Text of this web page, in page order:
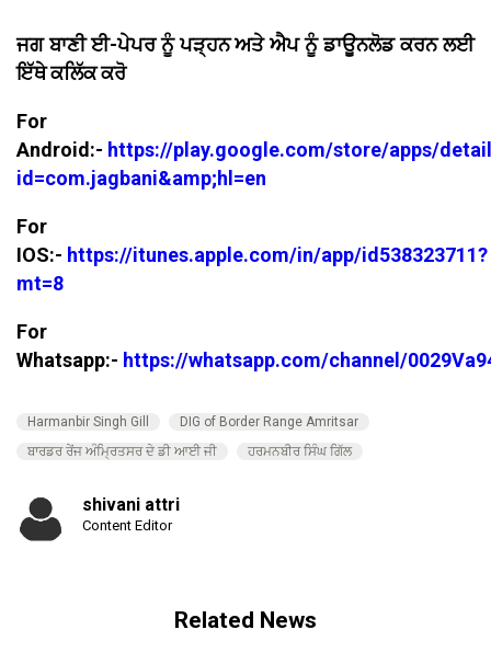
ਜਗ ਬਾਣੀ ਈ-ਪੇਪਰ ਨੂੰ ਪੜ੍ਹਨ ਅਤੇ ਐਪ ਨੂੰ ਡਾਊਨਲੋਡ ਕਰਨ ਲਈ
ਇੱਥੇ ਕਲਿੱਕ ਕਰੋ
For
Android:- https://play.google.com/store/apps/
id=com.jagbani&amp;hl=en
For
IOS:- https://itunes.apple.com/in/app/id538323711?
mt=8
For
Whatsapp:- https://whatsapp.com/channel/
Harmanbir Singh Gill
DIG of Border Range Amritsar
ਬਾਰਡਰ ਰੇਂਜ ਅੰਮ੍ਰਿਤਸਰ ਦੇ ਡੀ ਆਈ ਜੀ
ਹਰਮਨਬੀਰ ਸਿੰਘ ਗਿੱਲ
shivani attri
Content Editor
Related News